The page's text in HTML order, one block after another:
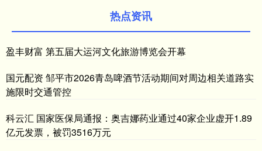
热点资讯
盈丰财富 第五届大运河文化旅游博览会开幕
国元配资 邹平市2026青岛啤酒节活动期间对周边相关道路实
施限时交通管控
科云汇 国家医保局通报：奥吉娜药业通过40家企业虚开1.89
亿元发票，被罚3516万元